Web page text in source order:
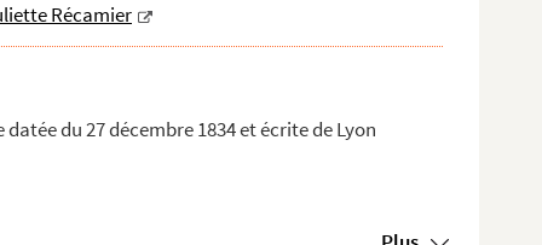
Récamier
du 27 décembre 1834 et écrite de Lyon